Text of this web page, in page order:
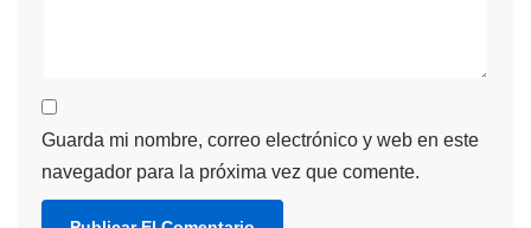
Guarda mi nombre, correo electrónico y web en este
navegador para la próxima vez que comente.